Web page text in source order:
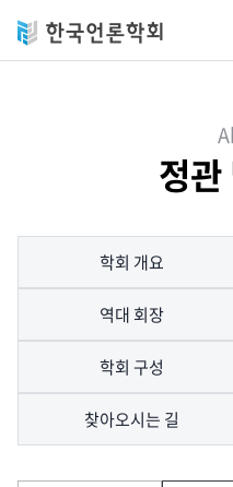
정관
학회 개요
역대 회장
학회 구성
찾아오시는 길